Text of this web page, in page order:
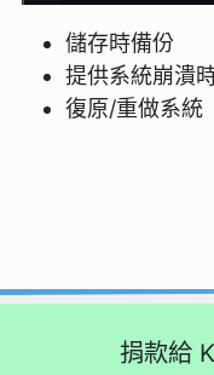
儲存時備份
提供系統崩潰
復原/重做系統
捐款給